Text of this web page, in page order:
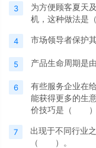
3
为方便顾客夏天
机，这种做法
4 市场领导者保
5 产品生命周期
6
有些服务企业在
能获得更多的生
价技巧是（
7
出现于不同行业
（ ）。